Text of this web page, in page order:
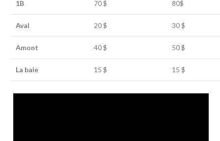
1B 70 $ 80$
Aval 20 $ 30 $
Amont 40 $ 50 $
La baie 15 $ 15 $